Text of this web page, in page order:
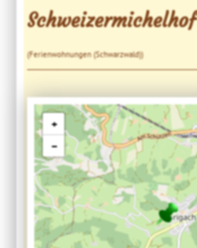
Schweizermichelhof
(Ferienwohnungen (Schwarzwald))
+
−